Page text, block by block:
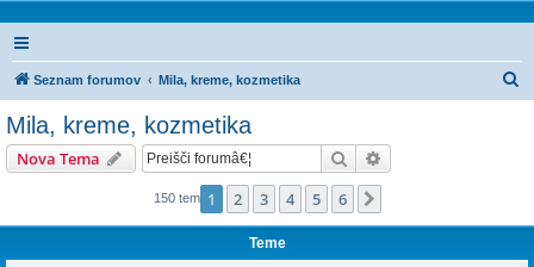
Seznam forumov Mila, kreme, kozmetika
Mila, kreme, kozmetika
Nova Tema Iskanje
150 tem 1 2 3 4 5 6
Teme